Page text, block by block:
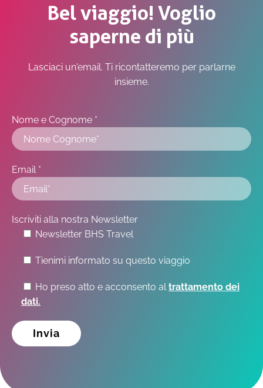
Bel viaggio! Voglio
saperne di più
Lasciaci un'email. Ti ricontatteremo per parlarne
insieme.
Nome e Cognome *
Email *
Iscriviti alla nostra Newsletter
Newsletter BHS Travel
Tienimi informato su questo viaggio
Ho preso atto e acconsento altrattamento dei
dati.